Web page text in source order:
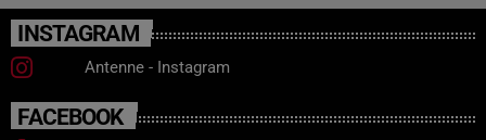
INSTAGRAM
Antenne - Instagram
FACEBOOK